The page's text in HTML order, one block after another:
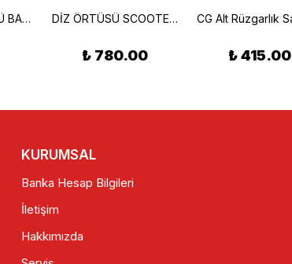
CUP-AGK SÜRÜCÜ BASAMAK RENKLİ DİZ ÖRTÜSÜ SCOOTER UYUMLU
₺ 780.00 ₺ 415.00
KURUMSAL
Banka Hesap Bilgileri
İletişim
Hakkımızda